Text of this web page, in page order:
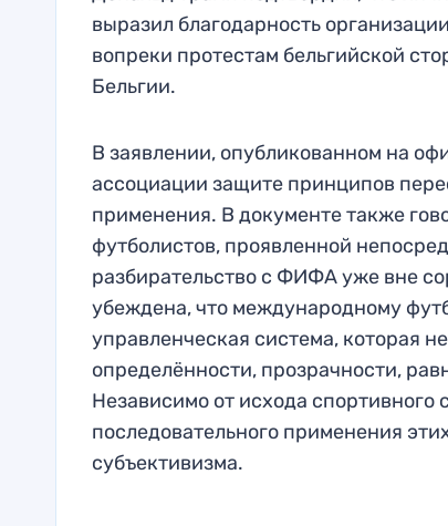
выразил благодарность
вопреки протестам бельгийской
Бельгии.
В заявлении, опубликованном на
ассоциации защите принципов
применения. В документе также
футболистов, проявленной
разбирательство с ФИФА уже вне
убеждена, что международному
управленческая система, которая
определённости, прозрачности,
Независимо от исхода
последовательного применения
субъективизма.